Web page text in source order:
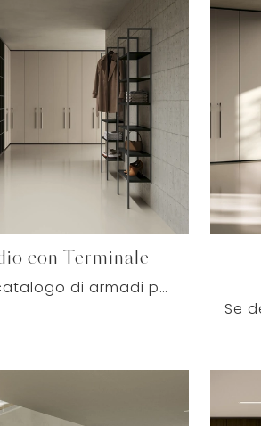
con Terminale
Un ricco catalogo di armadi per ufficio in melaminico ti attende! Il modello Armadio con Terminale di Colombini Office ti attende!